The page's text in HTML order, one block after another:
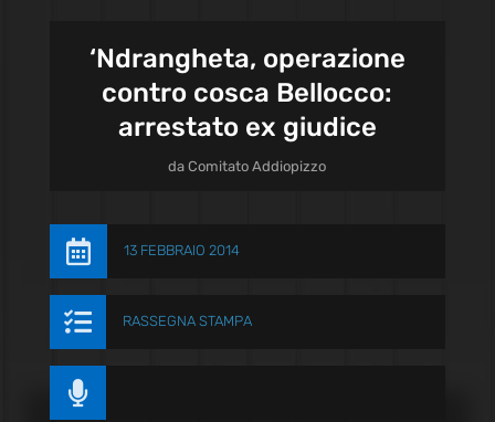
‘Ndrangheta, operazione
contro cosca Bellocco:
arrestato ex giudice
daComitato Addiopizzo
 13 FEBBRAIO 2014
 RASSEGNA STAMPA
